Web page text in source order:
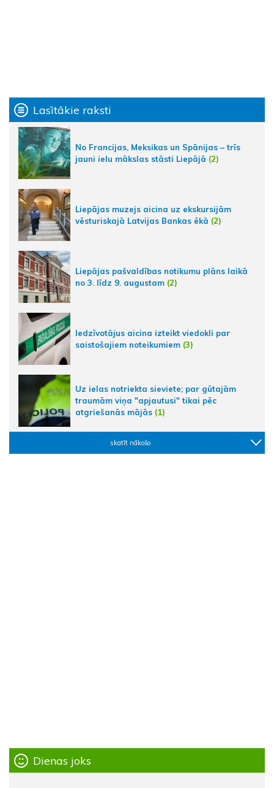
Lasītākie raksti
No Francijas, Meksikas un Spānijas – trīs
jauni ielu mākslas stāsti Liepājā (2)
Liepājas muzejs aicina uz ekskursijām
vēsturiskajā Latvijas Bankas ēkā (2)
Liepājas pašvaldības notikumu plāns laikā
no 3. līdz 9. augustam (2)
Iedzīvotājus aicina izteikt viedokli par
saistošajiem noteikumiem (3)
Uz ielas notriekta sieviete; par gūtajām
traumām viņa "apjautusi" tikai pēc
atgriešanās mājās (1)
skatīt nākošo
Dienas joks